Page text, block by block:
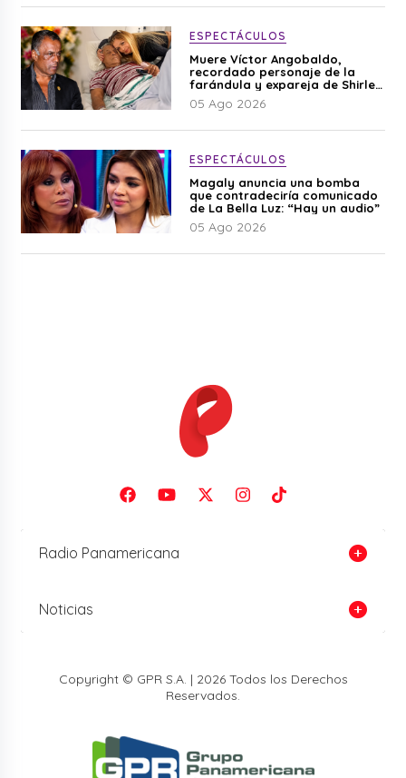
ESPECTÁCULOS
Muere Víctor Angobaldo,
recordado personaje de la
farándula y expareja de Shirley
Cherres
05 Ago 2026
ESPECTÁCULOS
Magaly anuncia una bomba
que contradeciría comunicado
de La Bella Luz: “Hay un audio”
05 Ago 2026
Radio Panamericana
Noticias
Copyright © GPR S.A. | 2026 Todos los Derechos
Reservados.